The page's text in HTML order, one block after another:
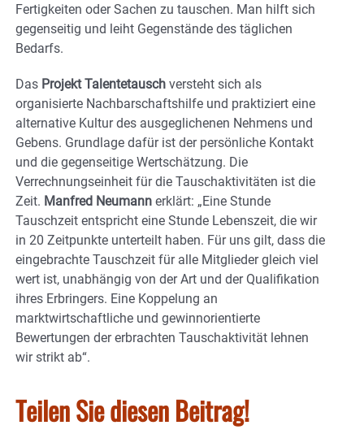
Fertigkeiten oder Sachen zu tauschen. Man hilft sich
gegenseitig und leiht Gegenstände des täglichen
Bedarfs.
Das Projekt Talentetausch versteht sich als
organisierte Nachbarschaftshilfe und praktiziert eine
alternative Kultur des ausgeglichenen Nehmens und
Gebens. Grundlage dafür ist der persönliche Kontakt
und die gegenseitige Wertschätzung. Die
Verrechnungseinheit für die Tauschaktivitäten ist die
Zeit. Manfred Neumann erklärt: „Eine Stunde
Tauschzeit entspricht eine Stunde Lebenszeit, die wir
in 20 Zeitpunkte unterteilt haben. Für uns gilt, dass die
eingebrachte Tauschzeit für alle Mitglieder gleich viel
wert ist, unabhängig von der Art und der Qualifikation
ihres Erbringers. Eine Koppelung an
marktwirtschaftliche und gewinnorientierte
Bewertungen der erbrachten Tauschaktivität lehnen
wir strikt ab“.
Teilen Sie diesen Beitrag!